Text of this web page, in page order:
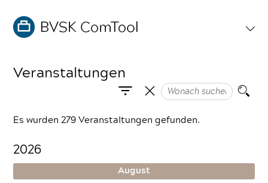
Veranstaltungen
Es wurden 279 Veranstaltungen gefunden.
2026
August